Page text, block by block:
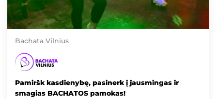
Bachata Vilnius
Pamiršk kasdienybę, pasinerk į jausmingas ir
smagias BACHATOS pamokas!